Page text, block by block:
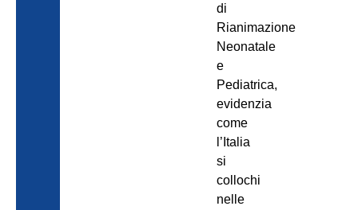
di
Rianimazione
Neonatale
e
Pediatrica,
evidenzia
come
l’Italia
si
collochi
nelle